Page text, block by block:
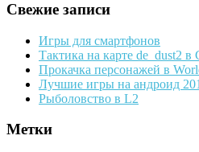
Свежие записи
Игры для смартфонов
Тактика на карте de_dust2 в
Прокачка персонажей в
Лучшие игры на андроид
Рыболовство в L2
Метки